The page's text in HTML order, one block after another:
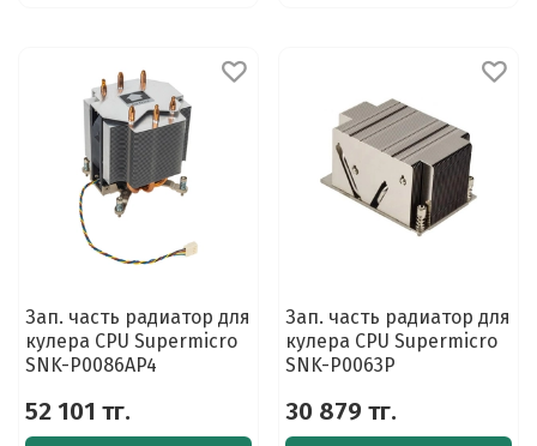
Зап. часть радиатор для
кулера CPU Supermicro
SNK-P0086AP4
52 101 тг.
Зап. часть радиатор для
кулера CPU Supermicro
SNK-P0063P
30 879 тг.